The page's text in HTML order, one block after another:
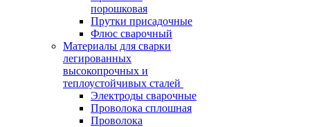
порошковая
Прутки присадочные
Флюс сварочный
Материалы для сварки
легированных
высокопрочных и
теплоустойчивых сталей
Электроды сварочные
Проволока сплошная
Проволока